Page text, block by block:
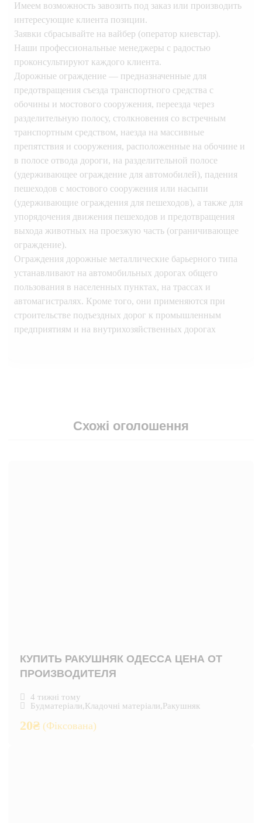
Имеем возможность завозить под заказ или производить
интересующие клиента позиции.
Заявки сбрасывайте на вайбер (оператор киевстар).
Наши профессиональные менеджеры с радостью
проконсультируют каждого клиента.
Дорожные ограждение — предназначенные для
предотвращения съезда транспортного средства с
обочины и мостового сооружения, переезда через
разделительную полосу, столкновения со встречным
транспортным средством, наезда на массивные
препятствия и сооружения, расположенные на обочине и
в полосе отвода дороги, на разделительной полосе
(удерживающее ограждение для автомобилей), падения
пешеходов с мостового сооружения или насыпи
(удерживающие ограждения для пешеходов), а также для
упорядочения движения пешеходов и предотвращения
выхода животных на проезжую часть (ограничивающее
ограждение).
Ограждения дорожные металлические барьерного типа
устанавливают на автомобильных дорогах общего
пользования в населенных пунктах, на трассах и
автомагистралях. Кроме того, они применяются при
строительстве подъездных дорог к промышленным
предприятиям и на внутрихозяйственных дорогах
Схожі оголошення
КУПИТЬ РАКУШНЯК ОДЕССА ЦЕНА ОТ
ПРОИЗВОДИТЕЛЯ
4 тижні тому
Будматеріали,Кладочні матеріали,Ракушняк
20₴ (Фіксована)